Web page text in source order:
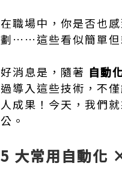
在職場中，你是否也
劃……這些看似簡單但
好消息是，隨著 自動
過導入這些技術，不
人成果！今天，我們
公。
5 大常用自動化